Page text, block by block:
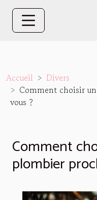
Accueil
Divers
Comment choisir
vous ?
Comment
plombier